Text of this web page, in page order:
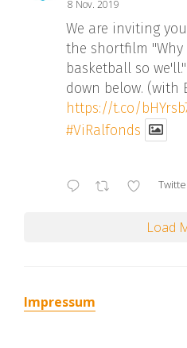
8 Nov. 2019
We are inviting
the shortfilm
basketball so
down below. (with
https://t.co/
#ViRalfonds
Load
Impressum